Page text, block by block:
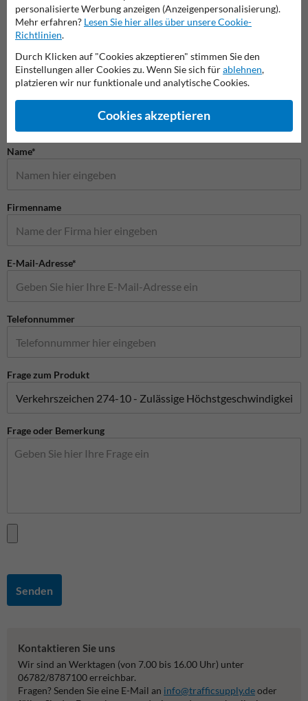
Vorschriftszeichen Vorfahrtsschilder
Verkehrsschilder
Stellen Sie Ihre Frage an Verkehrsschildkaufen.de
Name*
Firmenname
E-Mail-Adresse*
Telefonnummer
Frage zum Produkt
Frage oder Bemerkung
Senden
Kontaktieren Sie uns
Wir sind an Werktagen (von 7.00 bis 16.00 Uhr) unter
06782/8787100 erreichbar.
Fragen? Senden Sie eine E-Mail an info@trafficsupply.deoder
personalisierte Werbung anzeigen (Anzeigenpersonalisierung).
Mehr erfahren? Lesen Sie hier alles über unsere Cookie-
Richtlinien.
Durch Klicken auf "Cookies akzeptieren" stimmen Sie den
Einstellungen aller Cookies zu. Wenn Sie sich fürablehnen,
platzieren wir nur funktionale und analytische Cookies.
Cookies akzeptieren